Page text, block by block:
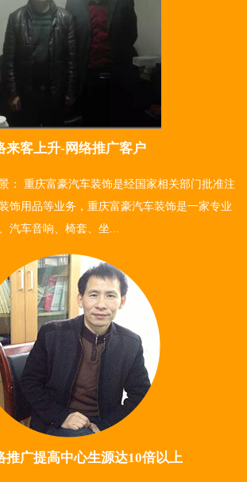
来客上升-网络推广客户
： 重庆富豪汽车装饰是经国家相关部门批准注
饰用品等业务，重庆富豪汽车装饰是一家专业
汽车音响、椅套、坐...
推广提高中心生源达10倍以上